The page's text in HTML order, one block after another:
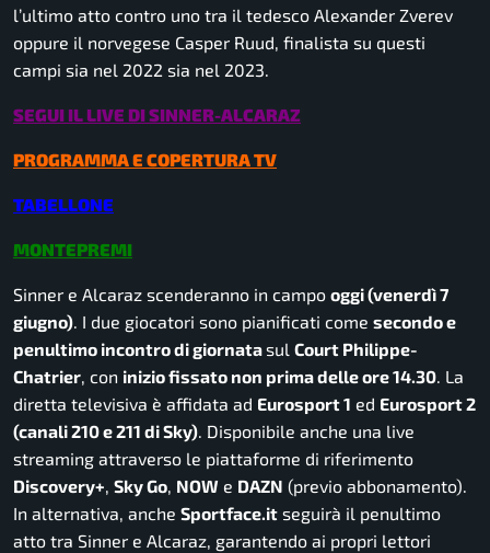
l’ultimo atto contro uno tra il tedesco Alexander Zverev
oppure il norvegese Casper Ruud, finalista su questi
campi sia nel 2022 sia nel 2023.
SEGUI IL LIVE DI SINNER-ALCARAZ
PROGRAMMA E COPERTURA TV
TABELLONE
MONTEPREMI
Sinner e Alcaraz scenderanno in campo oggi (venerdì 7
giugno). I due giocatori sono pianificati come secondo e
penultimo incontro di giornatasul Court Philippe-
Chatrier, con inizio fissato non prima delle ore 14.30. La
diretta televisiva è affidata ad Eurosport 1 ed Eurosport 2
(canali 210 e 211 di Sky). Disponibile anche una live
streaming attraverso le piattaforme di riferimento
Discovery+, Sky Go, NOW e DAZN (previo abbonamento).
In alternativa, anche Sportface.it seguirà il penultimo
atto tra Sinner e Alcaraz, garantendo ai propri lettori